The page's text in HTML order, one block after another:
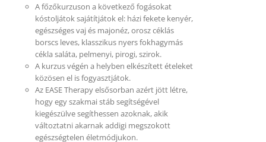
A főzőkurzuson a következő fogásokat
kóstoljátok sajátítjátok el: házi fekete kenyér,
egészséges vaj és majonéz, orosz céklás
borscs leves, klasszikus nyers fokhagymás
cékla saláta, pelmenyi, pirogi, szirok.
A kurzus végén a helyben elkészített ételeket
közösen el is fogyasztjátok.
Az EASE Therapy elsősorban azért jött létre,
hogy egy szakmai stáb segítségével
kiegészülve segíthessen azoknak, akik
változtatni akarnak addigi megszokott
egészségtelen életmódjukon.